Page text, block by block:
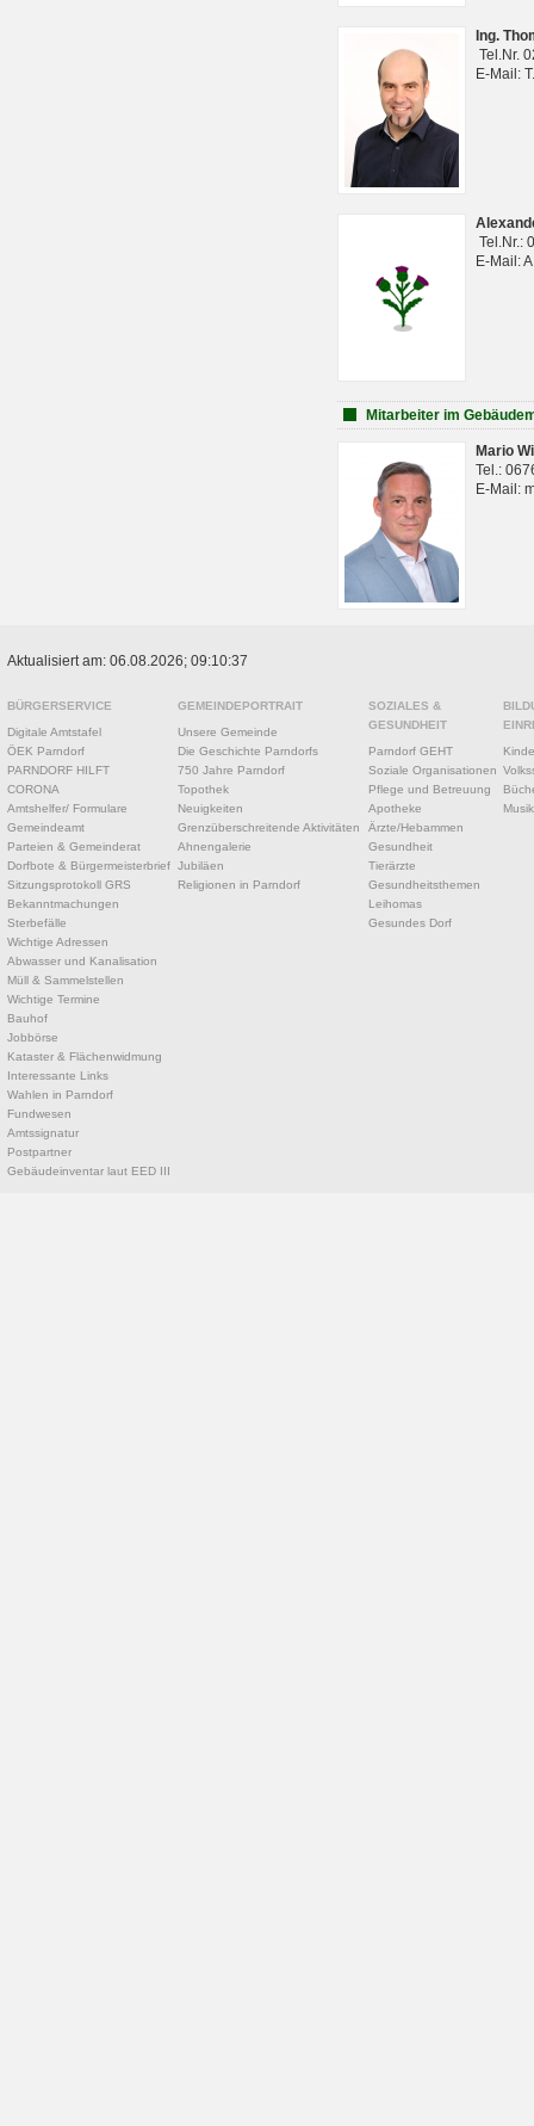
Ing.
Tel.Nr.
E-Mail:
Tel.Nr.:
E-Mail:
Mitarbeiter im
Mario
Tel.:
E-Mail:
Aktualisiert am: 06.08.2026; 09:10:37
BÜRGERSERVICE
Digitale Amtstafel
ÖEK Parndorf
PARNDORF HILFT
CORONA
Amtshelfer/ Formulare
Gemeindeamt
Parteien & Gemeinderat
Dorfbote & Bürgermeisterbrief
Sitzungsprotokoll GRS
Bekanntmachungen
Sterbefälle
Wichtige Adressen
Abwasser und Kanalisation
Müll & Sammelstellen
Wichtige Termine
Bauhof
Jobbörse
Kataster & Flächenwidmung
Interessante Links
Wahlen in Parndorf
Fundwesen
Amtssignatur
Postpartner
Gebäudeinventar laut EED III
GEMEINDEPORTRAIT
Unsere Gemeinde
Die Geschichte Parndorfs
750 Jahre Parndorf
Topothek
Neuigkeiten
Grenzüberschreitende Aktivitäten
Ahnengalerie
Jubiläen
Religionen in Parndorf
SOZIALES &
GESUNDHEIT
Parndorf GEHT
Soziale Organisationen
Pflege und Betreuung
Apotheke
Ärzte/Hebammen
Gesundheit
Tierärzte
Gesundheitsthemen
Leihomas
Gesundes Dorf